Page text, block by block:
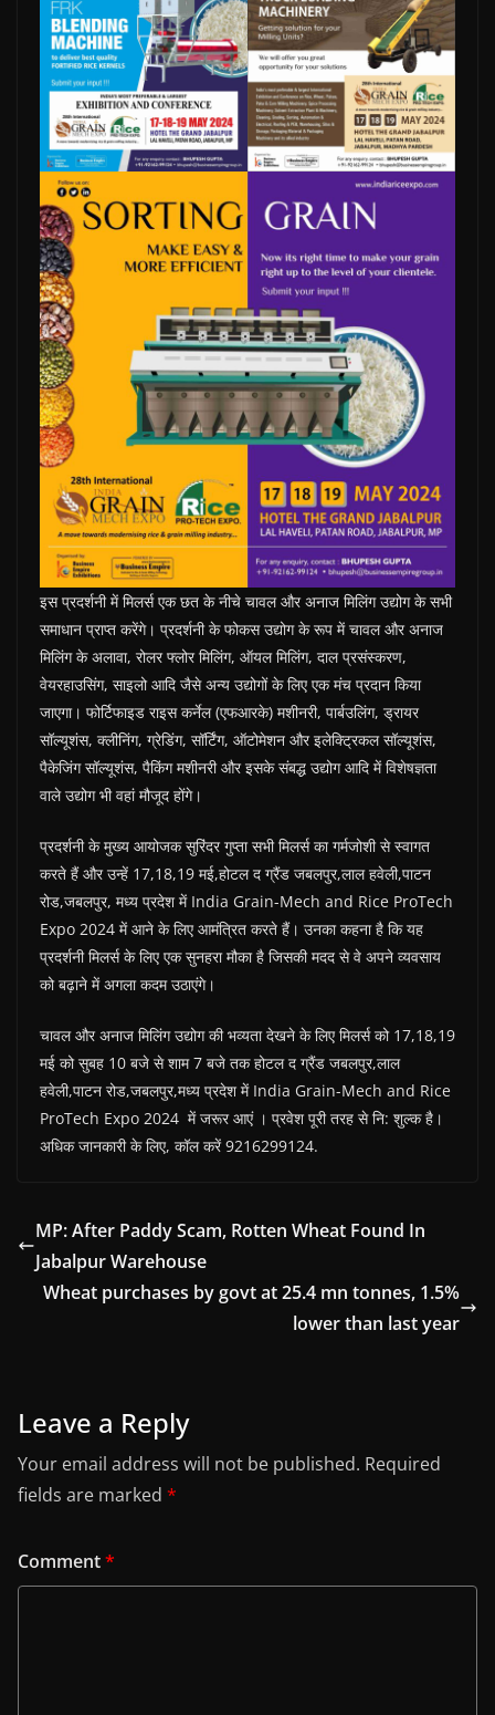
इस प्रदर्शनी में मिलर्स एक छत के नीचे चावल और अनाज मिलिंग उद्योग के सभी
समाधान प्राप्त करेंगे। प्रदर्शनी के फोकस उद्योग के रूप में चावल और अनाज
मिलिंग के अलावा, रोलर फ्लोर मिलिंग, ऑयल मिलिंग, दाल प्रसंस्करण,
वेयरहाउसिंग, साइलो आदि जैसे अन्य उद्योगों के लिए एक मंच प्रदान किया
जाएगा। फोर्टिफाइड राइस कर्नेल (एफआरके) मशीनरी, पार्बउलिंग, ड्रायर
सॉल्यूशंस, क्लीनिंग, ग्रेडिंग, सॉर्टिंग, ऑटोमेशन और इलेक्ट्रिकल सॉल्यूशंस,
पैकेजिंग सॉल्यूशंस, पैकिंग मशीनरी और इसके संबद्ध उद्योग आदि में विशेषज्ञता
वाले उद्योग भी वहां मौजूद होंगे।
प्रदर्शनी के मुख्य आयोजक सुरिंदर गुप्ता सभी मिलर्स का गर्मजोशी से स्वागत
करते हैं और उन्हें 17,18,19 मई,होटल द ग्रैंड जबलपुर,लाल हवेली,पाटन
रोड,जबलपुर, मध्य प्रदेश में India Grain-Mech and Rice ProTech
Expo 2024 में आने के लिए आमंत्रित करते हैं। उनका कहना है कि यह
प्रदर्शनी मिलर्स के लिए एक सुनहरा मौका है जिसकी मदद से वे अपने व्यवसाय
को बढ़ाने में अगला कदम उठाएंगे।
चावल और अनाज मिलिंग उद्योग की भव्यता देखने के लिए मिलर्स को 17,18,19
मई को सुबह 10 बजे से शाम 7 बजे तक होटल द ग्रैंड जबलपुर,लाल
हवेली,पाटन रोड,जबलपुर,मध्य प्रदेश में India Grain-Mech and Rice
ProTech Expo 2024 में जरूर आएं । प्रवेश पूरी तरह से नि: शुल्क है।
अधिक जानकारी के लिए, कॉल करें 9216299124.
MP: After Paddy Scam, Rotten Wheat Found In
Jabalpur Warehouse
Wheat purchases by govt at 25.4 mn tonnes, 1.5%
lower than last year
Leave a Reply
Your email address will not be published. Required
fields are marked *
Comment*